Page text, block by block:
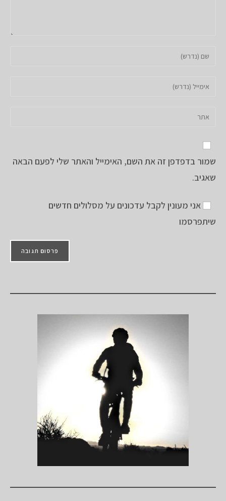
שלך
שם
כדי
דואר
כדי
אתר
האינטרנט
שלך
שמור בדפדפן זה את השם, האימייל והאתר שלי לפעם הבאה
שאגיב.
אני מעונין לקבל עדכונים על מסלולים חדשים
שיתפרסמו